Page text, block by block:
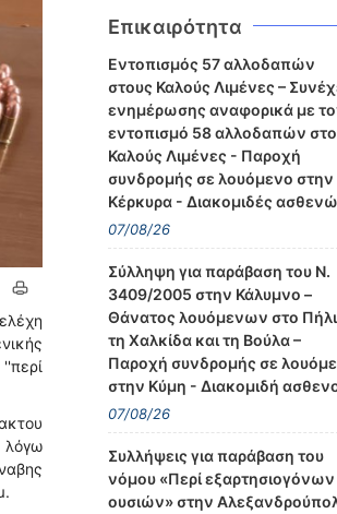
λόγω
Επικαιρότητα
Εντοπισμός 57 αλλοδαπών
στους Καλούς Λιμένες –
ενημέρωσης αναφορικά με
εντοπισμό 58 αλλοδαπών
Καλούς Λιμένες - Παροχή
συνδρομής σε λουόμενο στην
Κέρκυρα - Διακομιδές
07/08/26
Σύλληψη για παράβαση του Ν.
3409/2005 στην Κάλυμνο –
Θάνατος λουόμενων στο
τη Χαλκίδα και τη Βούλα –
Παροχή συνδρομής σε
στην Κύμη - Διακομιδή
07/08/26
Συλλήψεις για παράβαση του
νόμου «Περί εξαρτησιογόνων
ουσιών» στην